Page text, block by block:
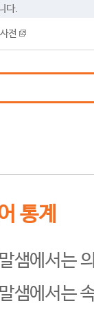
다.
전
통계
샘에서는
샘에서는